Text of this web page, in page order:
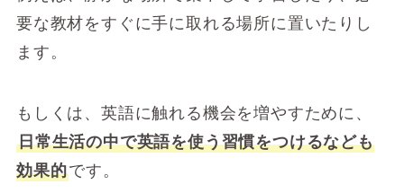
要な教材をすぐに手に取れる場所に置いたりし
ます。
もしくは、英語に触れる機会を増やすために、
日常生活の中で英語を使う習慣をつけるなども
効果的です。